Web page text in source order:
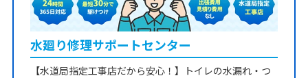
水廻り修理サポートセンター
【水道局指定工事店だから安心！】トイレの水漏れ・つ